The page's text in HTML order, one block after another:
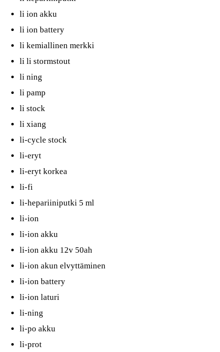
li ion akku
li ion battery
li kemiallinen merkki
li li stormstout
li ning
li pamp
li stock
li xiang
li-cycle stock
li-eryt
li-eryt korkea
li-fi
li-hepariiniputki 5 ml
li-ion
li-ion akku
li-ion akku 12v 50ah
li-ion akun elvyttäminen
li-ion battery
li-ion laturi
li-ning
li-po akku
li-prot